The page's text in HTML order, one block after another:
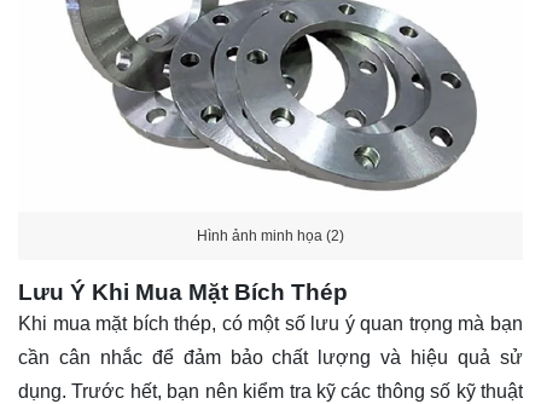
Hình ảnh minh họa (2)
Lưu Ý Khi Mua Mặt Bích Thép
Khi mua mặt bích thép, có một số lưu ý quan trọng mà bạn
cần cân nhắc để đảm bảo chất lượng và hiệu quả sử
dụng. Trước hết, bạn nên kiểm tra kỹ các thông số kỹ thuật